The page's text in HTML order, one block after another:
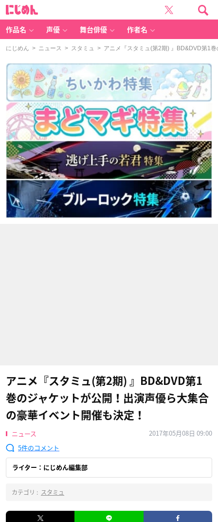
作品名 声優 舞台俳優 作者名
にじめん > ニュース > スタミュ > アニメ『スタミュ(第2期) 』BD&DVD第1
アニメ『スタミュ(第2期) 』BD&DVD第1
巻のジャケットが公開！出演声優ら大集合
の豪華イベント開催も決定！
ニュース
2017年05月08日 09:00
5
ライター：にじめん編集部
カテゴリ : スタミュ